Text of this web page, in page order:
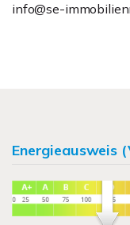
info@se-
Energieausweis